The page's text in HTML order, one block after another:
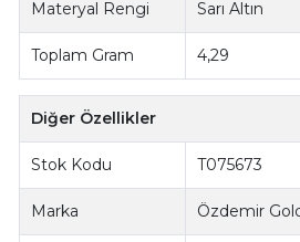
Materyal Rengi Sarı Altın
Toplam Gram 4,29
Diğer Özellikler
Stok Kodu T075673
Marka Özdemir